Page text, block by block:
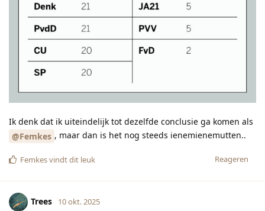
Ik denk dat ik uiteindelijk tot dezelfde conclusie ga komen als
@Femkes , maar dan is het nog steeds ienemienemutten..
Reageren
Femkesvindt dit leuk
Trees 10 okt. 2025